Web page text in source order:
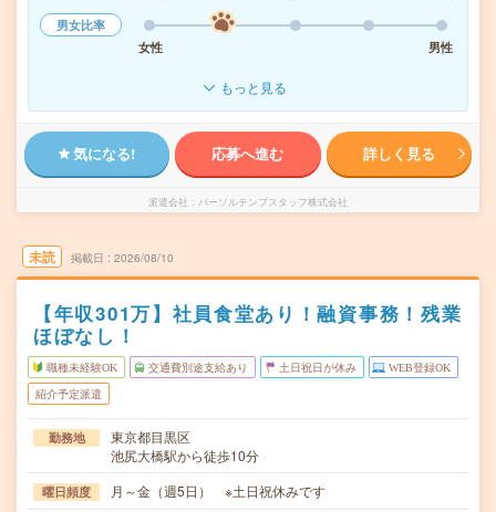
男女比率
女性
男性
もっと見る
気になる! 応募へ進む 詳しく見る
派遣会社 パーソルテンプスタッフ株式会社
未読 掲載日 2026/08/10
【年収301万】社員食堂あり！融資事務！残業
ほぼなし！
職種未経験OK 交通費別途支給あり 土日祝日が休み WEB登録OK
紹介予定派遣
勤務地
東京都目黒区
池尻大橋駅から徒歩10分
曜日頻度 月～金（週5日） ※土日祝休みです